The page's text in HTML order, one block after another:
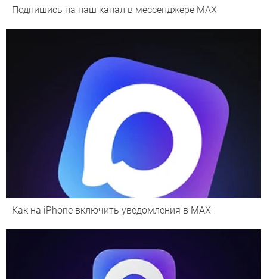
Подпишись на наш канал в мессенджере МАХ
Как на iPhone включить уведомления в MAX